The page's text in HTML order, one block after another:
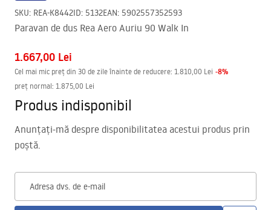
SKU: REA-K8442ID: 5132EAN: 5902557352593
Paravan de dus Rea Aero Auriu 90 Walk In
1.667,00 Lei
Cel mai mic preț din 30 de zile înainte de reducere: 1.810,00 Lei -8%
preț normal: 1.875,00 Lei
Produs indisponibil
Anunțați-mă despre disponibilitatea acestui produs prin
poștă.
Adresa dvs. de e-mail